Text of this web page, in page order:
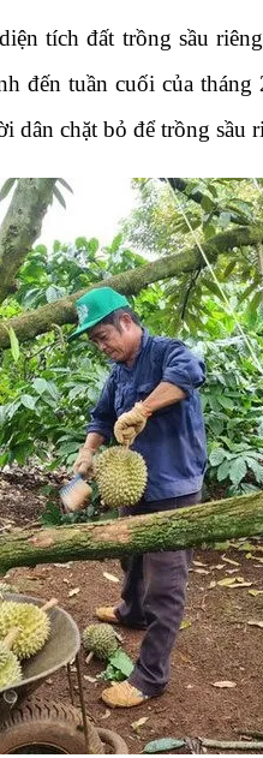
tích đất trồng sầu
đến tuần cuối của tháng
chặt bỏ để trồng sầu